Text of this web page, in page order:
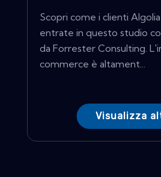
Scopri come i clienti
entrate in questo studio
da Forrester Consulting.
commerce è altament...
Visualizza